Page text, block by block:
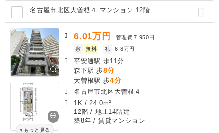
名古屋市北区大曽根４ マンション 12階
もっと見る
6.01万円 管理費 7,950円
敷
無料 礼 6.8万円
平安通駅 歩11分
森下駅 歩8分
大曽根駅 歩4分
名古屋市北区大曽根４
1K / 24.0m²
12階 / 地上14階建
築8年 / 賃貸マンション